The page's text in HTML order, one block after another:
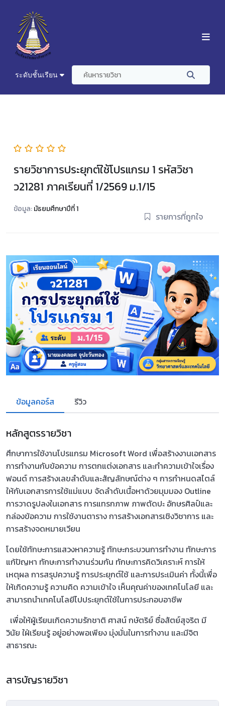
ระดับชั้นเรียน
รายวิชาการประยุกต์ใช้โปรแกรม 1 รหัสวิชา
ว21281 ภาคเรียนที่ 1/2569 ม.1/15
ข้อมูล:มัธยมศึกษาปีที่ 1
รายการที่ถูกใจ
ข้อมูลคอร์ส รีวิว
หลักสูตรรายวิชา
ศึกษาการใช้งานโปรแกรม Microsoft Word เพื่อสร้างงานเอกสาร
การทำงานกับข้อความ การตกแต่งเอกสาร และทำความเข้าใจเรื่อง
ฟอนต์ การสร้างเลขลำดับและสัญลักษณ์ต่าง ๆ การกำหนดสไตล์
ให้กับเอกสารการใช้แม่แบบ จัดลำดับเนื้อหาด้วยมุมมอง Outline
การวาดรูปลงในเอกสาร การแทรกภาพ ภาพตัดปะ อักษรศิลป์และ
กล่องข้อความ การใช้งานตาราง การสร้างเอกสารเชิงวิชาการ และ
การสร้างจดหมายเวียน
โดยใช้ทักษะการแสวงหาความรู้ ทักษะกระบวนการทำงาน ทักษะการ
แก้ปัญหา ทักษะการทำงานร่วมกัน ทักษะการคิดวิเคราะห์ การให้
เหตุผล การสรุปความรู้ การประยุกต์ใช้ และการประเมินค่า ทั้งนี้เพื่อ
ให้เกิดความรู้ ความคิด ความเข้าใจ เห็นคุณค่าของเทคโนโลยี และ
สามารถนำเทคโนโลยีไปประยุกต์ใช้ในการประกอบอาชีพ
เพื่อให้ผู้เรียนเกิดความรักชาติ ศาสน์ กษัตริย์ ซื่อสัตย์สุจริต มี
วินัย ใฝ่เรียนรู้ อยู่อย่างพอเพียง มุ่งมั่นในการทำงาน และมีจิต
สาธารณะ
สารบัญรายวิชา